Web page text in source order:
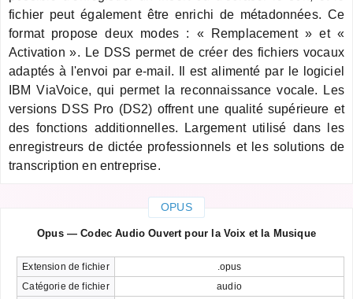
fichier peut également être enrichi de métadonnées. Ce
format propose deux modes : « Remplacement » et «
Activation ». Le DSS permet de créer des fichiers vocaux
adaptés à l'envoi par e-mail. Il est alimenté par le logiciel
IBM ViaVoice, qui permet la reconnaissance vocale. Les
versions DSS Pro (DS2) offrent une qualité supérieure et
des fonctions additionnelles. Largement utilisé dans les
enregistreurs de dictée professionnels et les solutions de
transcription en entreprise.
OPUS
Opus — Codec Audio Ouvert pour la Voix et la Musique
Extension de fichier
.opus
Catégorie de fichier
audio